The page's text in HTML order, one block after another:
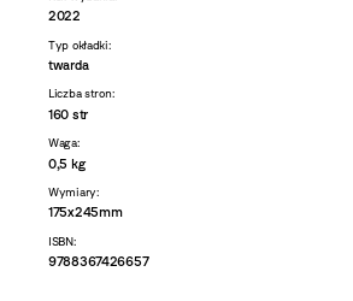
2022
Typ okładki:
twarda
Liczba stron:
160 str
Waga:
0,5 kg
Wymiary:
175x245mm
ISBN:
9788367426657